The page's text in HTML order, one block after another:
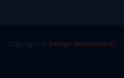
Perego Arredamenti